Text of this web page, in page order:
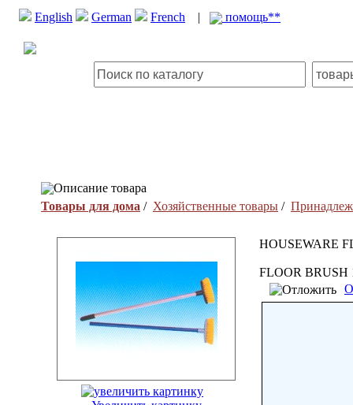
English German French | помощь**
Описание товара
Товары для дома / Хозяйственные товары /
HOUSEWARE
FLOOR BRUSH